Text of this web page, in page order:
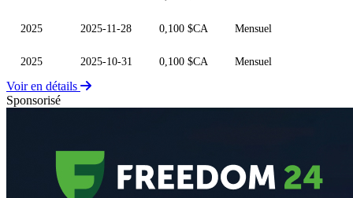
2025 2025-11-28 0,100 $CA Mensuel
2025 2025-10-31 0,100 $CA Mensuel
Voir en détails
Sponsorisé